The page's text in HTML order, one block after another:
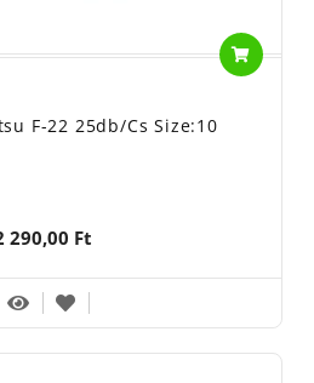
F-22 25db/cs Size:10
290,00 Ft